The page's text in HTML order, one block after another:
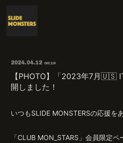
SCHEDULE
VIDEO
BLOG
RADIO
2024.04.12 00:19
【PHOTO】「2023年7月🇺🇸
開しました！
いつもSLIDE MONSTERSの応援を
「CLUB MON_STARS」会員限定